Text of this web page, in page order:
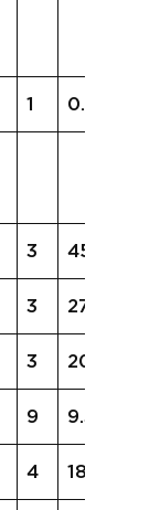
1 0.60mg
3 45mg
3 27mg
3 200mg
9 9.3mg
4 18mg